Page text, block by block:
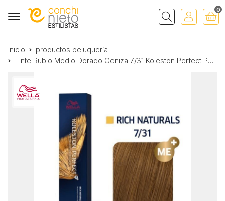
Buscar
0
inicio
productos peluquería
Tinte Rubio Medio Dorado Ceniza 7/31 Koleston Perfect Pure Naturals Wella